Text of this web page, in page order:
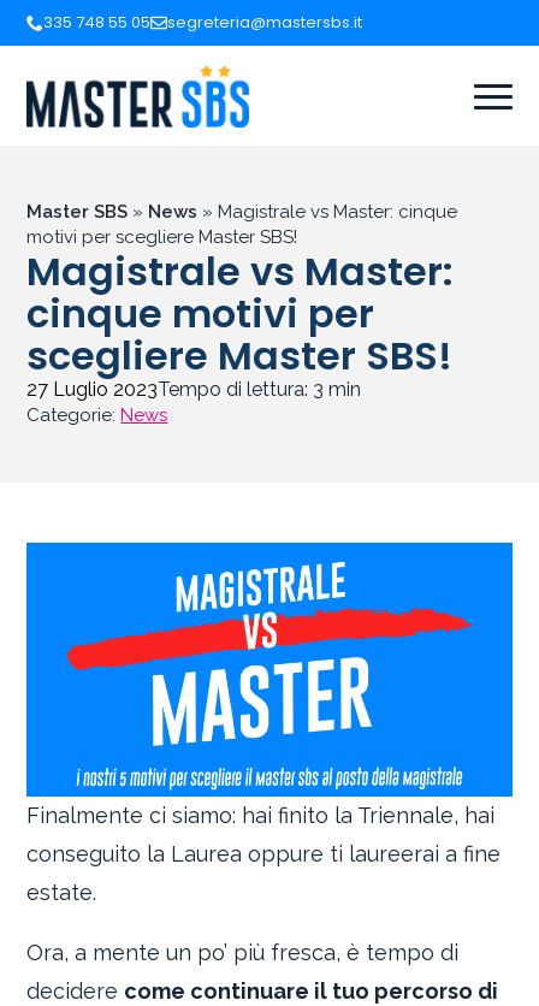
335 748 55 05 segreteria@mastersbs.it
Master SBS » News » Magistrale vs Master: cinque
motivi per scegliere Master SBS!
Magistrale vs Master:
cinque motivi per
scegliere Master SBS!
27 Luglio 2023Tempo di lettura: 3 min
Categorie:News
Finalmente ci siamo: hai finito la Triennale, hai
conseguito la Laurea oppure ti laureerai a fine
estate.
Ora, a mente un po’ più fresca, è tempo di
decidere come continuare il tuo percorso di